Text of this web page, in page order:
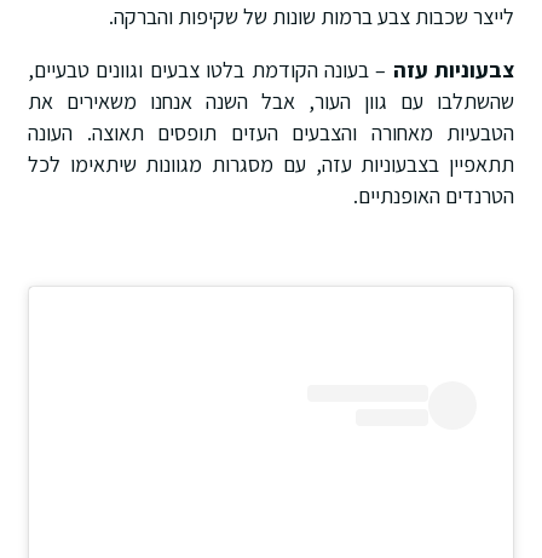
לייצר שכבות צבע ברמות שונות של שקיפות והברקה.
צבעוניות עזה – בעונה הקודמת בלטו צבעים וגוונים טבעיים,
שהשתלבו עם גוון העור, אבל השנה אנחנו משאירים את
הטבעיות מאחורה והצבעים העזים תופסים תאוצה. העונה
תתאפיין בצבעוניות עזה, עם מסגרות מגוונות שיתאימו לכל
הטרנדים האופנתיים.